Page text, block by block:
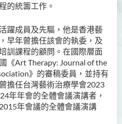
的統籌工作。
躍成員及先驅，他是香港藝
早年曾擔任該會的執委，及
訓課程的顧問。在國際層面
《Art Therapy: Journal of the
》的審稿委員，並持有
擔任台灣藝術治療學會2023
年年會的全體會議演講者，
2015年會議的全體會議演講
Michael LAU Sik Wai
Clara LAW Ying Tsz
LUK Yiu Tung
Amy LEE Yuk Ying
Leo YEUNG Yee Yu
Joey SIU Chung Yue
WONG Yu Cheung